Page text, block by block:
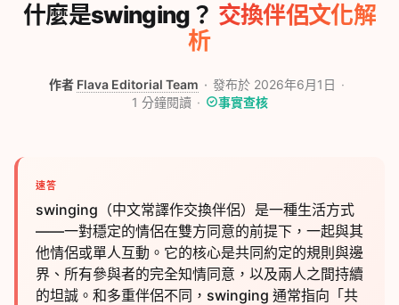
什麼是swinging？ 交換伴侶文化解
析
作者 Flava Editorial Team
發布於 2026年6月1日
1 分鐘閱讀 事實查核
速答
swinging（中文常譯作交換伴侶）是一種生活方式
——一對穩定的情侶在雙方同意的前提下，一起與其
他情侶或單人互動。它的核心是共同約定的規則與邊
界、所有參與者的完全知情同意，以及兩人之間持續
的坦誠。和多重伴侶不同，swinging 通常指向「共